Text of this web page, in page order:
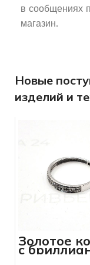
в сообщениях
магазин.
Новые
изделий и
Золотое
с
585 пробы